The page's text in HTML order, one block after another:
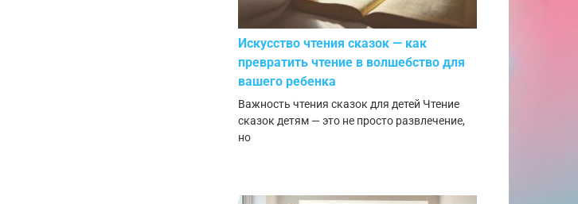
Искусство чтения сказок — как
превратить чтение в волшебство для
вашего ребенка
Важность чтения сказок для детей Чтение
сказок детям — это не просто развлечение,
но